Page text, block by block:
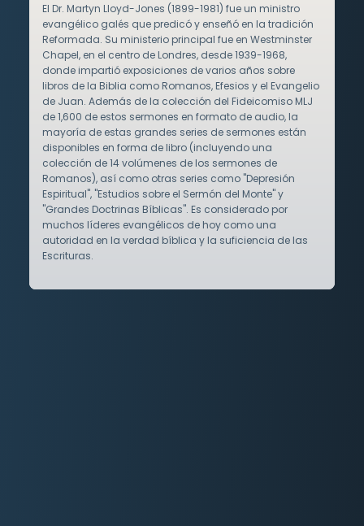
El Dr. Martyn Lloyd-Jones (1899-1981) fue un ministro
evangélico galés que predicó y enseñó en la tradición
Reformada. Su ministerio principal fue en Westminster
Chapel, en el centro de Londres, desde 1939-1968,
donde impartió exposiciones de varios años sobre
libros de la Biblia como Romanos, Efesios y el Evangelio
de Juan. Además de la colección del Fideicomiso MLJ
de 1,600 de estos sermones en formato de audio, la
mayoría de estas grandes series de sermones están
disponibles en forma de libro (incluyendo una
colección de 14 volúmenes de los sermones de
Romanos), así como otras series como "Depresión
Espiritual", "Estudios sobre el Sermón del Monte" y
"Grandes Doctrinas Bíblicas". Es considerado por
muchos líderes evangélicos de hoy como una
autoridad en la verdad bíblica y la suficiencia de las
Escrituras.